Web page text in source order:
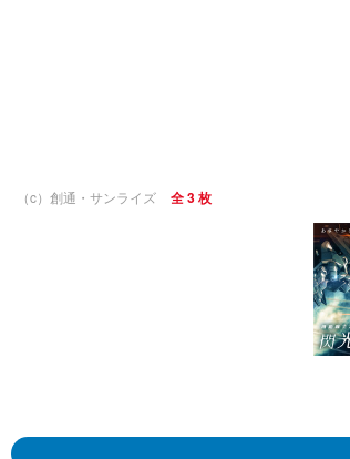
（c）創通・サンライズ 全 3 枚